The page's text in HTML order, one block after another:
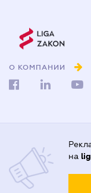
О КОМПАНИИ
на